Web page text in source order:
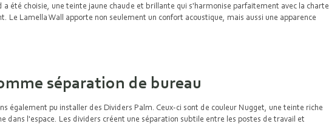
a été choisie, une teinte jaune chaude et brillante qui s'harmonise parfaitement avec la charte
Le Lamella Wall apporte non seulement un confort acoustique, mais aussi une apparence
séparation de bureau
également pu installer des Dividers Palm. Ceux-ci sont de couleur Nugget, une teinte riche
dans l'espace. Les dividers créent une séparation subtile entre les postes de travail et